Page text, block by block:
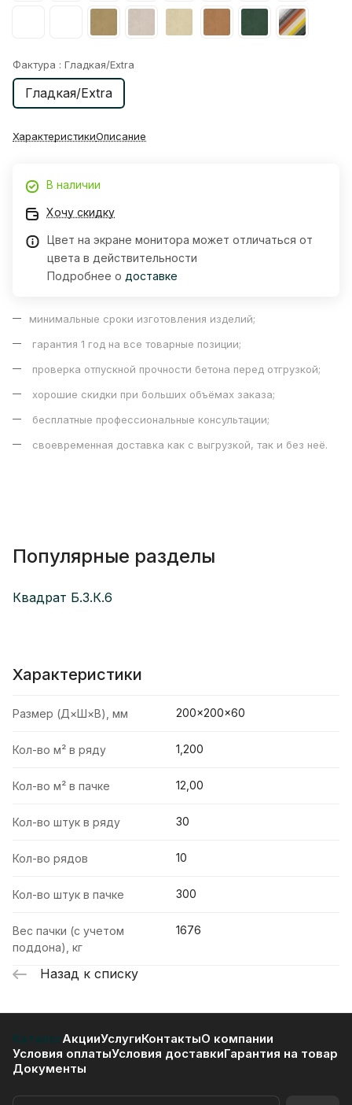
Фактура : Гладкая/Extra
Гладкая/Extra
ХарактеристикиОписание
В наличии
Хочу скидку
Цвет на экране монитора может отличаться от
цвета в действительности
Подробнее о доставке
минимальные сроки изготовления изделий;
гарантия 1 год на все товарные позиции;
проверка отпускной прочности бетона перед отгрузкой;
хорошие скидки при больших объёмах заказа;
бесплатные профессиональные консультации;
своевременная доставка как с выгрузкой, так и без неё.
Популярные разделы
Квадрат Б.3.К.6
Характеристики
Размер (Д×Ш×В), мм 200×200×60
Кол-во м² в ряду 1,200
Кол-во м² в пачке 12,00
Кол-во штук в ряду 30
Кол-во рядов 10
Кол-во штук в пачке 300
Вес пачки (с учетом
поддона), кг
1676
Назад к списку
КаталогАкцииУслугиКонтактыО компании
Условия оплатыУсловия доставкиГарантия на товар
Документы